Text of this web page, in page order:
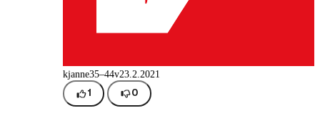
kjanne35–44v23.2.2021
1 0